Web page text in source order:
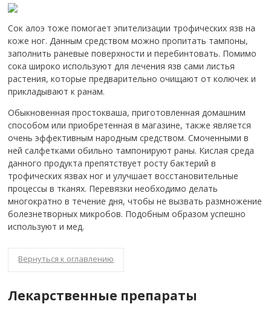
Сок алоэ тоже помогает эпителизации трофических язв на
коже ног. Данным средством можно пропитать тампоны,
заполнить раневые поверхности и перебинтовать. Помимо
сока широко используют для лечения язв сами листья
растения, которые предварительно очищают от колючек и
прикладывают к ранам.
Обыкновенная простокваша, приготовленная домашним
способом или приобретенная в магазине, также является
очень эффективным народным средством. Смоченными в
ней салфетками обильно тампонируют раны. Кислая среда
данного продукта препятствует росту бактерий в
трофических язвах ног и улучшает восстановительные
процессы в тканях. Перевязки необходимо делать
многократно в течение дня, чтобы не вызвать размножение
болезнетворных микробов. Подобным образом успешно
используют и мед.
Вернуться к оглавлению
Лекарственные препараты